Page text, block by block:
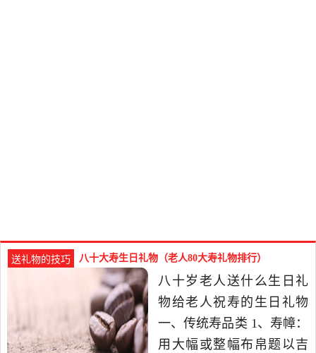
送礼物的技巧 八十大寿生日礼物（老人80大寿礼物排行）
八十岁老人送什么生日礼
物给老人祝寿的生日礼物
一、传统寿品类 1、寿幛：
用大幅或整幅布帛题以吉